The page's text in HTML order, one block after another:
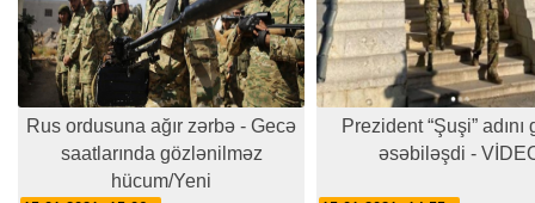
Rus ordusuna ağır zərbə - Gecə
saatlarında gözlənilməz
hücum/Yeni
Prezident “Şuşi” adını
əsəbiləşdi -